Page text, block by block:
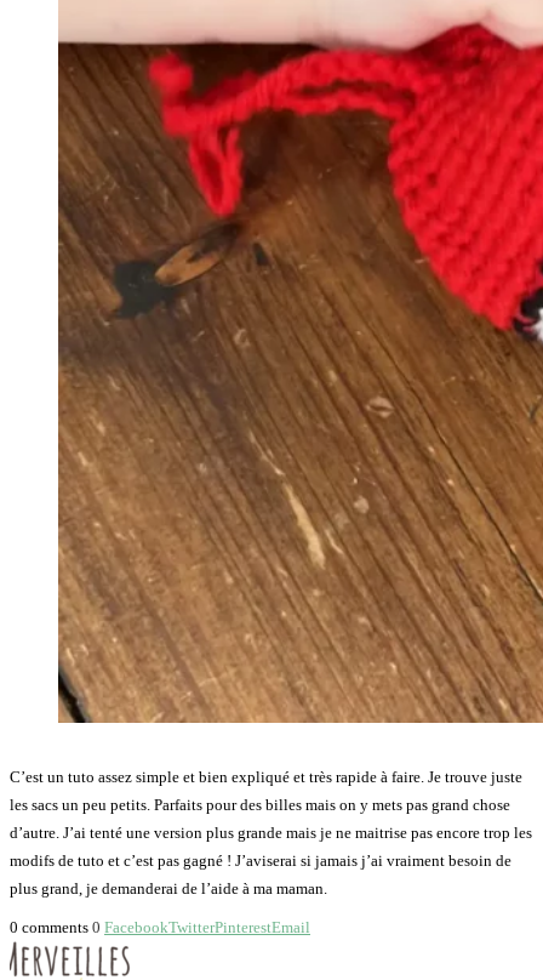
C’est un tuto assez simple et bien expliqué et très rapide à faire. Je trouve juste
les sacs un peu petits. Parfaits pour des billes mais on y mets pas grand chose
d’autre. J’ai tenté une version plus grande mais je ne maitrise pas encore trop les
modifs de tuto et c’est pas gagné ! J’aviserai si jamais j’ai vraiment besoin de
plus grand, je demanderai de l’aide à ma maman.
0 comments 0 FacebookTwitterPinterestEmail